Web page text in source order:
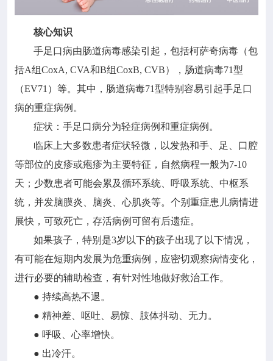
核心知识
手足口病由肠道病毒感染引起，包括柯萨奇病毒（包
括A组CoxA, CVA和B组CoxB, CVB），肠道病毒71型
（EV71）等。其中，肠道病毒71型特别容易引起手足口
病的重症病例。
症状：手足口病分为轻症病例和重症病例。
临床上大多数患者症状轻微，以发热和手、足、口腔
等部位的皮疹或疱疹为主要特征，自然病程一般为7-10
天；少数患者可能会累及循环系统、呼吸系统、中枢系
统，并发脑膜炎、脑炎、心肌炎等。个别重症患儿病情进
展快，可致死亡，存活病例可留有后遗症。
如果孩子，特别是3岁以下的孩子出现了以下情况，
有可能在短期内发展为危重病例，应密切观察病情变化，
进行必要的辅助检查，有针对性地做好救治工作。
● 持续高热不退。
● 精神差、呕吐、易惊、肢体抖动、无力。
● 呼吸、心率增快。
● 出冷汗。